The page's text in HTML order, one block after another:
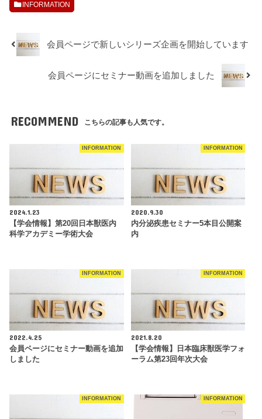
INFORMATION
会員ページで新しいシリーズ企画を開始しています
会員ページにセミナー動画を追加しました
RECOMMEND こちらの記事も人気です。
INFORMATION
2024.1.23
【学会情報】第20回日本獣医内
科学アカデミー学術大会
INFORMATION
2020.9.30
内分泌疾患セミナー5本目公開案
内
INFORMATION
2022.4.25
会員ページにセミナー動画を追加
しました
INFORMATION
2021.8.20
【学会情報】日本臨床獣医学フォ
ーラム第23回年次大会
INFORMATION INFORMATION